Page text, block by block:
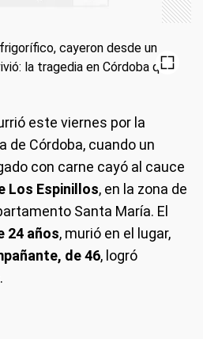
este viernes por la
de Córdoba, cuando un
con carne cayó al cauce
Los Espinillos, en la zona de
Santa María. El
24 años, murió en el lugar,
de 46, logró